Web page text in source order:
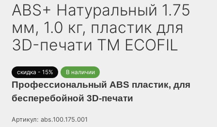
ABS+ Натуральный 1.75
мм, 1.0 кг, пластик для
3D-печати TM ECOFIL
скидка - 15% В наличии
Профессиональный ABS пластик, для
бесперебойной 3D-печати
Артикул: abs.100.175.001